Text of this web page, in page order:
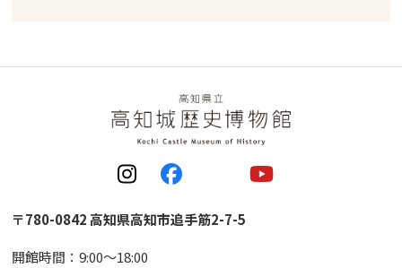
〒780-0842 高知県高知市追手筋2-7-5
開館時間：9:00〜18:00